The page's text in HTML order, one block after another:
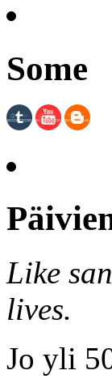
Some
Like
lives.
Jo yli